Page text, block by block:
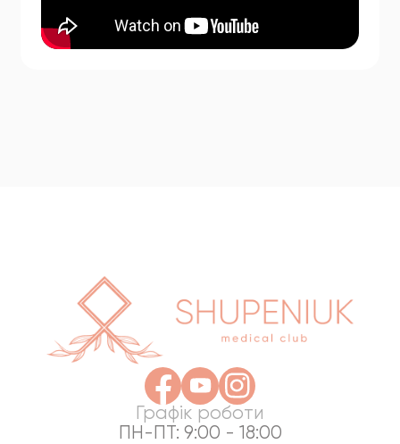
Графік роботи
ПН-ПТ: 9:00 - 18:00